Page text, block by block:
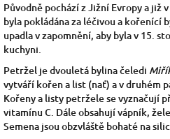
Původně pochází z Jižní Evropy a již
byla pokládána za léčivou a kořenící
upadla v zapomnění, aby byla v 15.
kuchyni.
Petržel je dvouletá bylina čeledi
vytváří kořen a list (nať) a v druhém
Kořeny a listy petržele se vyznačují
vitamínu C. Dále obsahují vápník,
Semena jsou obzvláště bohaté na